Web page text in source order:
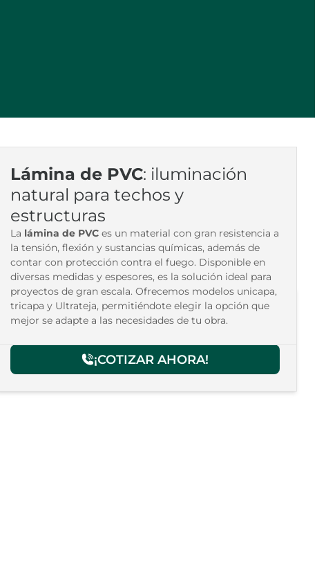
Lámina de PVC: iluminación
natural para techos y
estructuras
La lámina de PVC es un material con gran resistencia a
la tensión, flexión y sustancias químicas, además de
contar con protección contra el fuego. Disponible en
diversas medidas y espesores, es la solución ideal para
proyectos de gran escala. Ofrecemos modelos unicapa,
tricapa y Ultrateja, permitiéndote elegir la opción que
mejor se adapte a las necesidades de tu obra.
Lámina de PVC
¡COTIZAR AHORA!